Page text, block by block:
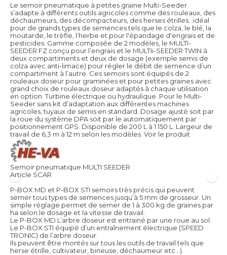
Le semoir pneumatique à petites graine Multi-Seeder
s’adapte à différents outils agricoles comme des rouleaux, des
déchaumeurs, des décompacteurs, des herses étrilles…idéal
pour de grands types de semences tels que le colza, le blé, la
moutarde, le trèfle, l’herbe et pour l'épandage d'engrais et de
pesticides. Gamme composée de 2 modèles, le MULTI-
SEEDER FZ conçu pour l’engrais et le MULTIi-SEEDER TWIN à
deux compartiments et deux de dosage (exemple semis de
colza avec anti-limace) pour régler le débit de semence d’un
compartiment à l’autre. Ces semoirs sont équipés de 2
rouleaux doseur pour graminées et pour petites graines avec
grand choix de rouleaux doseur adaptés à chaque utilisation
en option. Turbine électrique ou hydraulique. Pour le Multi-
Seeder sans kit d’adaptation aux différentes machines
agricoles, tuyaux de semis en standard. Dosage ajusté soit par
la roue du système DPA soit par le automatiquement par
positionnement GPS. Disponible de 200 L à 1 150 L. Largeur de
travail de 6,3 m à 12 m selon les modèles. Voir le produit
Semoir pneumatique MULTI SEEDER
Article SCAR
P-BOX MD et P-BOX STI semoirs très précis qui peuvent
semer tous types de semences jusqu’à 5 mm de grosseur. Un
simple réglage permet de semer de 1 à 300 kg de graines par
ha selon le dosage et la vitesse de travail.
Le P-BOX MD L’arbre doseur est entrainé par une roue au sol.
Le P-BOX STI équipé d’un entraînement électrique (SPEED
TRONIC) de l’arbre doseur.
Ils peuvent être montés sur tous les outils de travail tels que
herse étrille, cultivateur, bineuse, déchaumeur etc…).